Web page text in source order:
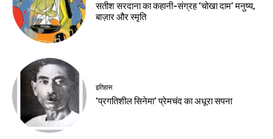
सतीश सरदाना का कहानी-संग्रह ‘चोखा दाम’ मनुष्य,
बाज़ार और स्मृति
इतिहास
‘प्रगतिशील सिनेमा’ प्रेमचंद का अधूरा सपना